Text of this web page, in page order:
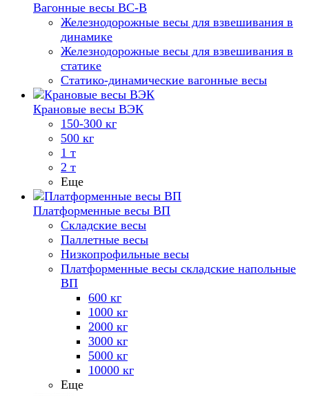
Вагонные весы ВС-В
Железнодорожные весы для взвешивания в
динамике
Железнодорожные весы для взвешивания в
статике
Статико-динамические вагонные весы
Крановые весы ВЭК
150-300 кг
500 кг
1 т
2 т
Еще
Платформенные весы ВП
Складские весы
Паллетные весы
Низкопрофильные весы
Платформенные весы складские напольные
ВП
600 кг
1000 кг
2000 кг
3000 кг
5000 кг
10000 кг
Еще